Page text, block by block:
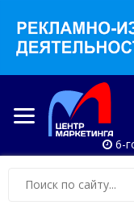
6-